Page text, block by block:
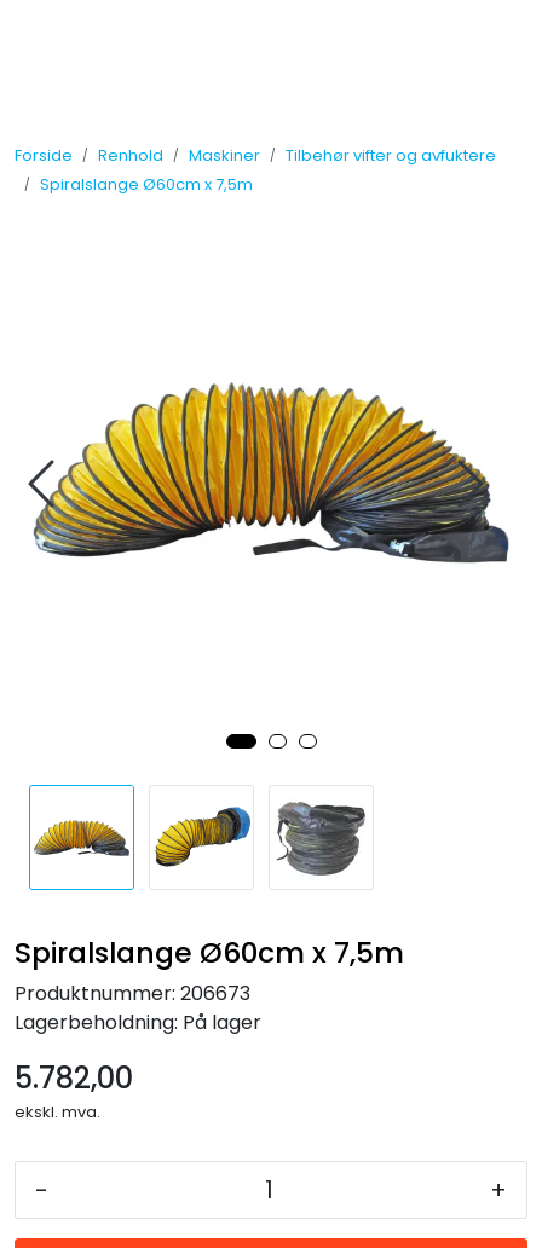
Forside Renhold Maskiner
Tilbehør vifter og avfuktere
Spiralslange Ø60cm x 7,5m
Spiralslange Ø60cm x 7,5m
Produktnummer: 206673
Lagerbeholdning: På lager
5.782,00
ekskl. mva.
- +
Måleinstrumenter
Vinduspusseutstyr
Verneutstyr
Forbruksmateriell